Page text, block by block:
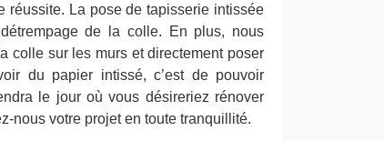
réussite. La pose de tapisserie intissée
de la colle. En plus, nous
colle sur les murs et directement poser
du papier intissé, c’est de pouvoir
le jour où vous désireriez rénover
nous votre projet en toute tranquillité.